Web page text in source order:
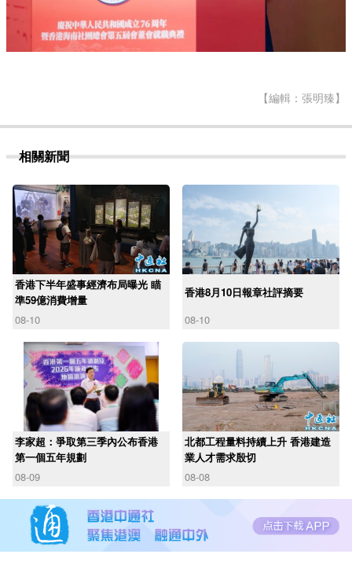
【編輯：張明臻】
相關新聞
香港下半年盛事經濟布局曝光 瞄
準59億消費增量
08-10
香港8月10日報章社評摘要
08-10
李家超：爭取第三季內公布香港
第一個五年規劃
08-09
北都工程量料持續上升 香港建造
業人才需求殷切
08-08